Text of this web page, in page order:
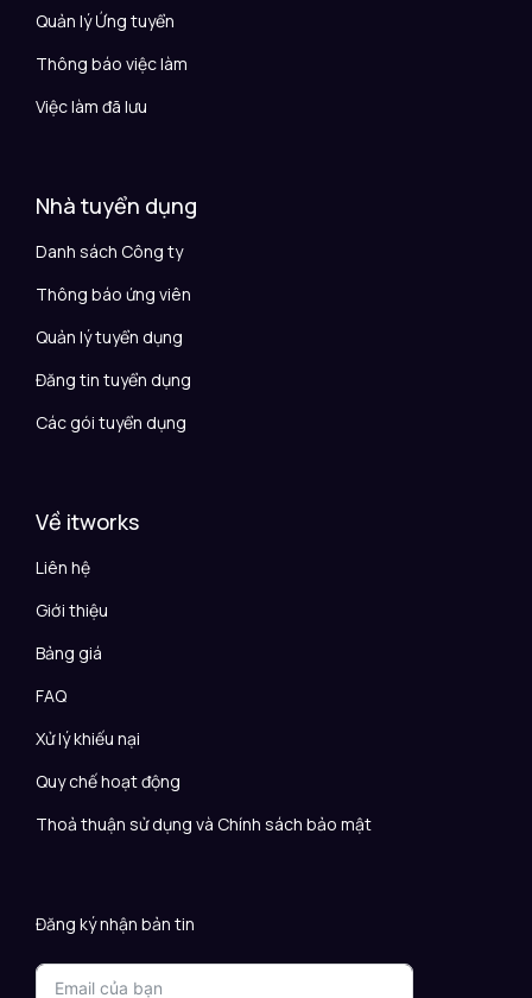
Quản lý Ứng tuyển
Thông báo việc làm
Việc làm đã lưu
Nhà tuyển dụng
Danh sách Công ty
Thông báo ứng viên
Quản lý tuyển dụng
Đăng tin tuyển dụng
Các gói tuyển dụng
Về itworks
Liên hệ
Giới thiệu
Bảng giá
FAQ
Xử lý khiếu nại
Quy chế hoạt động
Thoả thuận sử dụng và Chính sách bảo mật
Đăng ký nhận bản tin